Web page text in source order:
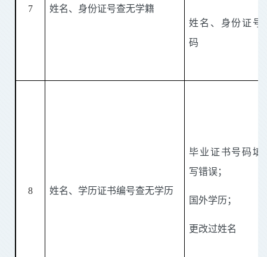
7 姓名、身份证号查无学籍
姓名、身份证号
码
8 姓名、学历证书编号查无学历
毕业证书号码填
写错误；
国外学历；
更改过姓名